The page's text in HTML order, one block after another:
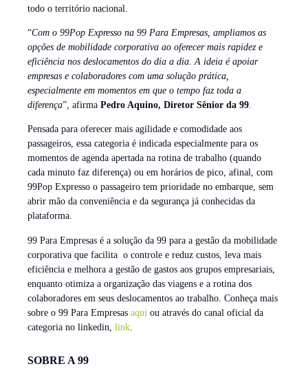
todo o território nacional.
“Com o 99Pop Expresso na 99 Para Empresas, ampliamos as
opções de mobilidade corporativa ao oferecer mais rapidez e
eficiência nos deslocamentos do dia a dia. A ideia é apoiar
empresas e colaboradores com uma solução prática,
especialmente em momentos em que o tempo faz toda a
diferença”, afirma Pedro Aquino, Diretor Sênior da 99.
Pensada para oferecer mais agilidade e comodidade aos
passageiros, essa categoria é indicada especialmente para os
momentos de agenda apertada na rotina de trabalho (quando
cada minuto faz diferença) ou em horários de pico, afinal, com
99Pop Expresso o passageiro tem prioridade no embarque, sem
abrir mão da conveniência e da segurança já conhecidas da
plataforma.
99 Para Empresas é a solução da 99 para a gestão da mobilidade
corporativa que facilita o controle e reduz custos, leva mais
eficiência e melhora a gestão de gastos aos grupos empresariais,
enquanto otimiza a organização das viagens e a rotina dos
colaboradores em seus deslocamentos ao trabalho. Conheça mais
sobre o 99 Para Empresas aqui ou através do canal oficial da
categoria no linkedin, link
SOBRE A 99